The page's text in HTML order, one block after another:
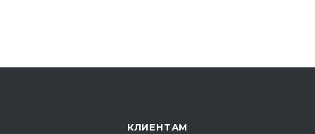
КЛИЕНТАМ